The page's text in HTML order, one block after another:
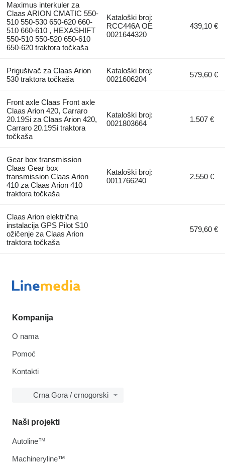
Maximus interkuler za
Claas ARION CMATIC 550-
510 550-530 650-620 660-
510 660-610 , HEXASHIFT
550-510 550-520 650-610
650-620 traktora točkaša
Kataloški broj:
RCC446A OE
0021644320
439,10 €
Prigušivač za Claas Arion
530 traktora točkaša
Kataloški broj:
0021606204
579,60 €
Front axle Claas Front axle
Claas Arion 420, Carraro
20.19Si za Claas Arion 420,
Carraro 20.19Si traktora
točkaša
Kataloški broj:
0021803664
1.507 €
Gear box transmission
Claas Gear box
transmission Claas Arion
410 za Claas Arion 410
traktora točkaša
Kataloški broj:
0011766240
2.550 €
Claas Arion električna
instalacija GPS Pilot S10
ožičenje za Claas Arion
traktora točkaša
579,60 €
Kompanija
O nama
Pomoć
Kontakti
Crna Gora / crnogorski
Naši projekti
Autoline™
Machineryline™